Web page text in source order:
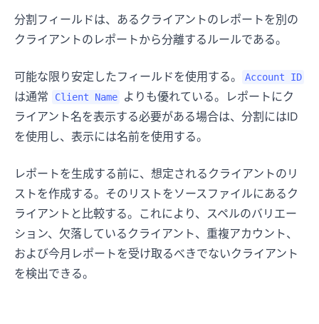
分割フィールドは、あるクライアントのレポートを別の
クライアントのレポートから分離するルールである。
可能な限り安定したフィールドを使用する。 Account ID
は通常 Client Name
よりも優れている。レポートにク
ライアント名を表示する必要がある場合は、分割にはID
を使用し、表示には名前を使用する。
レポートを生成する前に、想定されるクライアントのリ
ストを作成する。そのリストをソースファイルにあるク
ライアントと比較する。これにより、スペルのバリエー
ション、欠落しているクライアント、重複アカウント、
および今月レポートを受け取るべきでないクライアント
を検出できる。